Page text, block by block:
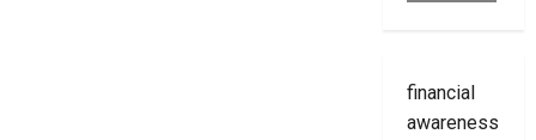
financial
awareness